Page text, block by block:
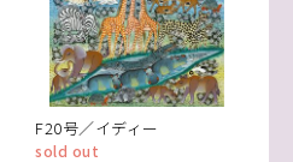
F20号／イディー
sold out